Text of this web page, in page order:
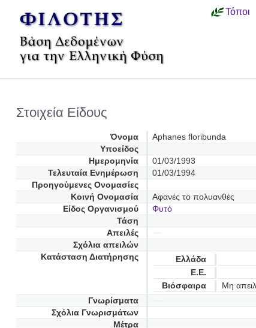
Τόποι
Στοιχεία Είδους
Όνομα
Aphanes floribunda
Υποείδος
Ημερομηνία
01/03/1993
Τελευταία Ενημέρωση
01/03/1994
Προηγούμενες Oνομασίες
Κοινή Ονομασία
Αφανές το πολυανθές
Είδος Οργανισμού
Φυτό
Τάση
Απειλές
Σχόλια απειλών
Κατάσταση Διατήρησης
Ελλάδα
Ε.Ε.
Βιόσφαιρα
Μη
Γνωρίσματα
Σχόλια Γνωρισμάτων
Μέτρα